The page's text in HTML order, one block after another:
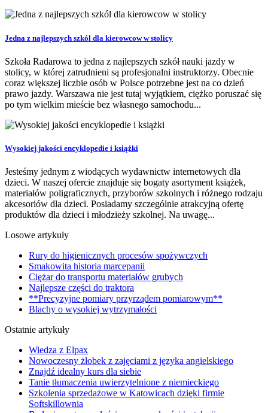
Jedna z najlepszych szkól dla kierowcow w stolicy
Szkoła Radarowa to jedna z najlepszych szkół nauki jazdy w
stolicy, w której zatrudnieni są profesjonalni instruktorzy. Obecnie
coraz większej liczbie osób w Polsce potrzebne jest na co dzień
prawo jazdy. Warszawa nie jest tutaj wyjątkiem, ciężko poruszać się
po tym wielkim mieście bez własnego samochodu...
Wysokiej jakości encyklopedie i książki
Jesteśmy jednym z wiodących wydawnictw internetowych dla
dzieci. W naszej ofercie znajduje się bogaty asortyment książek,
materiałów poligraficznych, przyborów szkolnych i różnego rodzaju
akcesoriów dla dzieci. Posiadamy szczególnie atrakcyjną ofertę
produktów dla dzieci i młodzieży szkolnej. Na uwagę...
Losowe artykuły
Rury do higienicznych procesów spożywczych
Smakowita historia marcepanii
Ciężar do transportu materiałów grubych
Najlepsze części do traktora
**Precyzyjne pomiary przyrządem pomiarowym**
Blachy o wysokiej wytrzymałości
Ostatnie artykuły
Wiedza z Elpax
Nowoczesny żłobek z zajęciami z języka angielskiego
Znajdź idealny kurs dla siebie
Tanie tłumaczenia uwierzytelnione z niemieckiego
Szkolenia sprzedażowe w Katowicach dzięki firmie
Softskillownia